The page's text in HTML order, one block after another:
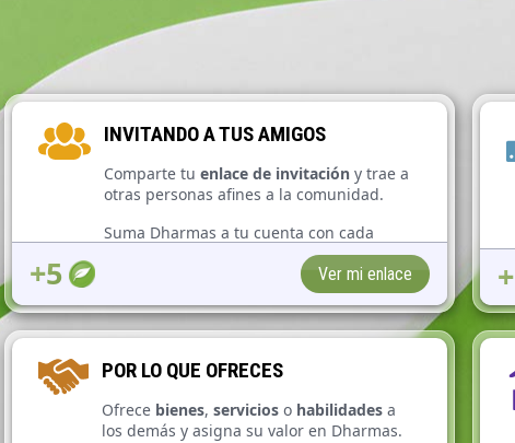
INVITANDO A TUS AMIGOS
Comparte tuenlace de invitación y trae a
otras personas afines a la comunidad.
Suma Dharmas a tu cuenta con cada
+5 Ver mi enlace
POR LO QUE OFRECES
Ofrece bienes,servicios o habilidades a
los demás y asigna su valor en Dharmas.